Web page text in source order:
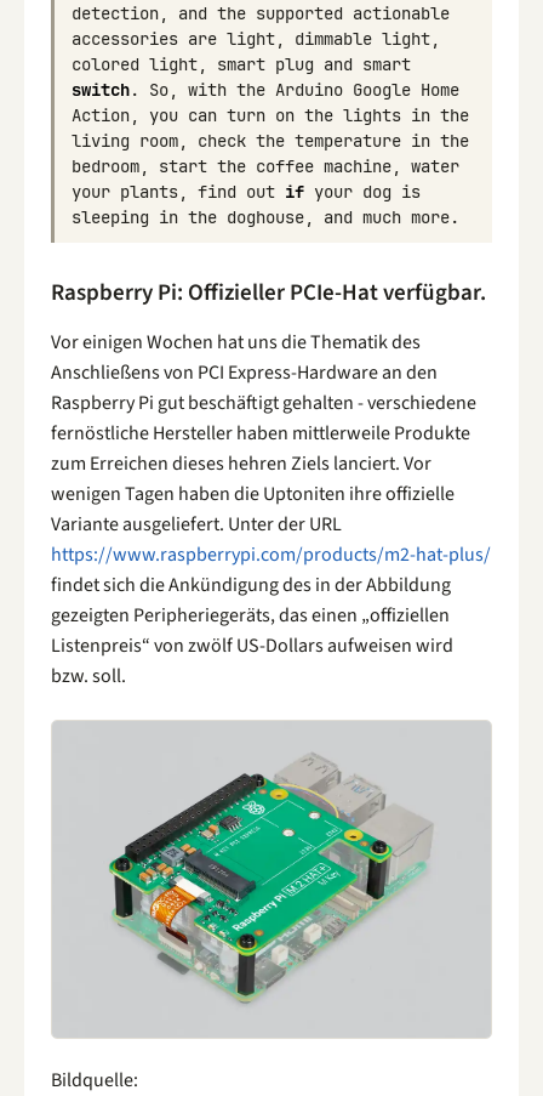
detection, and the supported actionable
accessories are light, dimmable light,
colored light, smart plug and smart
switch. So, with the Arduino Google Home
Action, you can turn on the lights in the
living room, check the temperature in the
bedroom, start the coffee machine,
water
your plants, find out if your dog is
sleeping in the doghouse, and much more.
Raspberry Pi: Offizieller PCIe-Hat verfügbar.
Vor einigen Wochen hat uns die Thematik des
Anschließens von PCI Express-Hardware an den
Raspberry Pi gut beschäftigt gehalten - verschiedene
fernöstliche Hersteller haben mittlerweile Produkte
zum Erreichen dieses hehren Ziels lanciert. Vor
wenigen Tagen haben die Uptoniten ihre offizielle
Variante ausgeliefert. Unter der URL
https://www.raspberrypi.com/products/m2-hat-plus/
findet sich die Ankündigung des in der Abbildung
gezeigten Peripheriegeräts, das einen „offiziellen
Listenpreis“ von zwölf US-Dollars aufweisen wird
bzw. soll.
Bildquelle: